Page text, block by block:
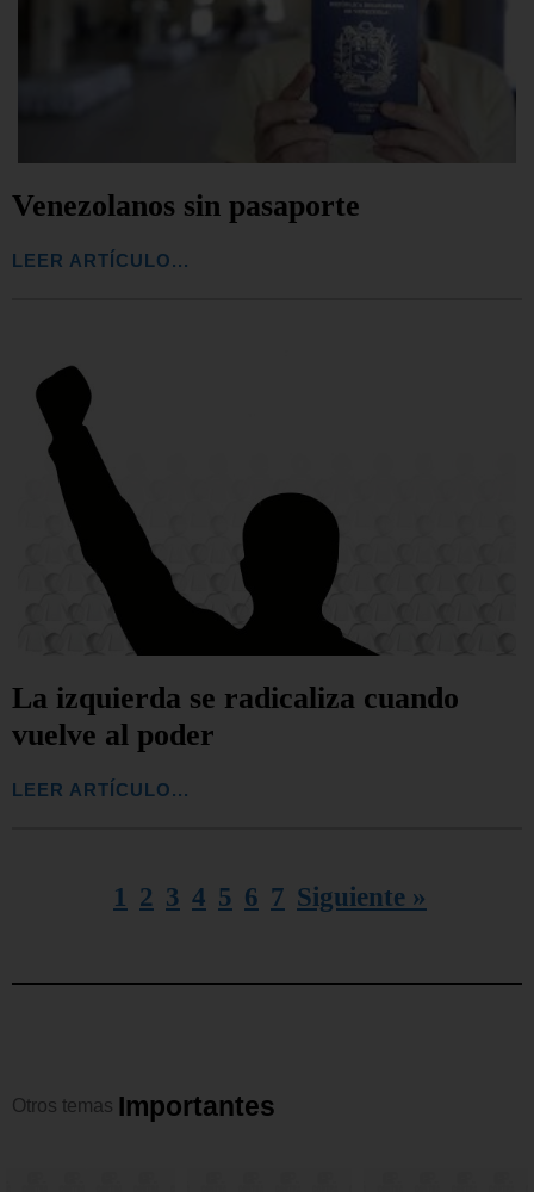
Venezolanos sin pasaporte
LEER ARTÍCULO...
La izquierda se radicaliza cuando
vuelve al poder
LEER ARTÍCULO...
1 2 3 4 5 6 7 Siguiente »
Otros temas Importantes